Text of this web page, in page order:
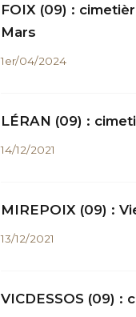
FOIX (09) :
Mars
1er/04/2024
LÉRAN (09) :
14/12/2021
MIREPOIX (09) :
13/12/2021
VICDESSOS (09) :